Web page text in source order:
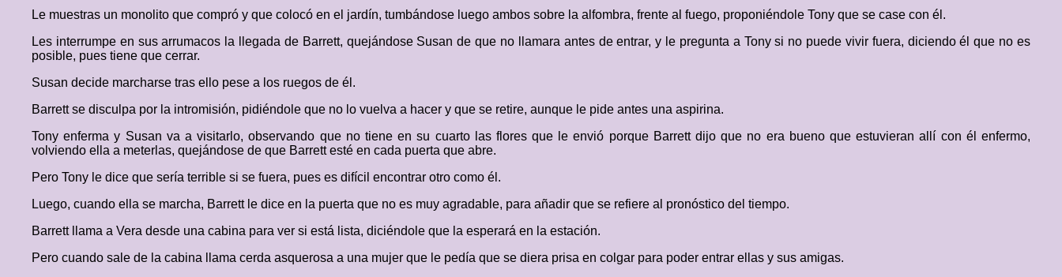
Le muestras un monolito que compró y que colocó en el jardín, tumbándose luego ambos sobre la alfombra, frente al fuego, proponiéndole Tony que se case con él.
Les interrumpe en sus arrumacos la llegada de Barrett, quejándose Susan de que no llamara antes de entrar, y le pregunta a Tony si no puede vivir fuera, diciendo él que no es
posible, pues tiene que cerrar.
Susan decide marcharse tras ello pese a los ruegos de él.
Barrett se disculpa por la intromisión, pidiéndole que no lo vuelva a hacer y que se retire, aunque le pide antes una aspirina.
Tony enferma y Susan va a visitarlo, observando que no tiene en su cuarto las flores que le envió porque Barrett dijo que no era bueno que estuvieran allí con él enfermo,
volviendo ella a meterlas, quejándose de que Barrett esté en cada puerta que abre.
Pero Tony le dice que sería terrible si se fuera, pues es difícil encontrar otro como él.
Luego, cuando ella se marcha, Barrett le dice en la puerta que no es muy agradable, para añadir que se refiere al pronóstico del tiempo.
Barrett llama a Vera desde una cabina para ver si está lista, diciéndole que la esperará en la estación.
Pero cuando sale de la cabina llama cerda asquerosa a una mujer que le pedía que se diera prisa en colgar para poder entrar ellas y sus amigas.